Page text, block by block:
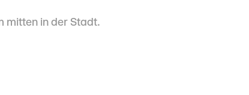
mitten in der Stadt.